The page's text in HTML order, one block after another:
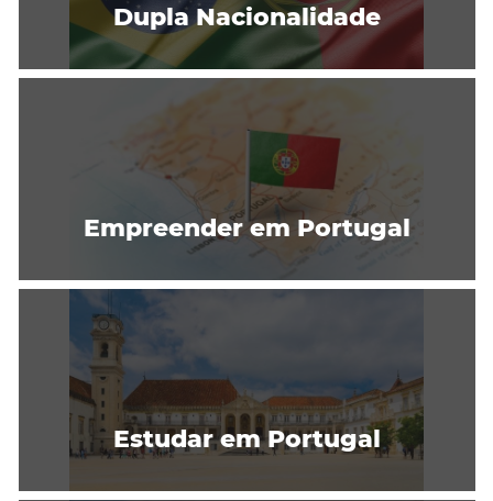
Dupla Nacionalidade
Empreender em Portugal
Estudar em Portugal